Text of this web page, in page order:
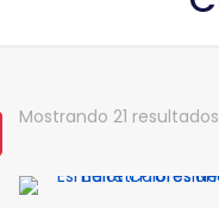
Mostrando 21 resultados